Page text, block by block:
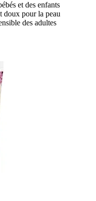
et des enfants
doux pour la peau
des adultes